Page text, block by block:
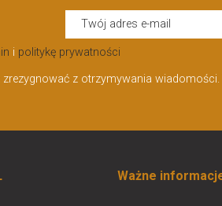
i politykę prywatności
z otrzymywania
Ważne